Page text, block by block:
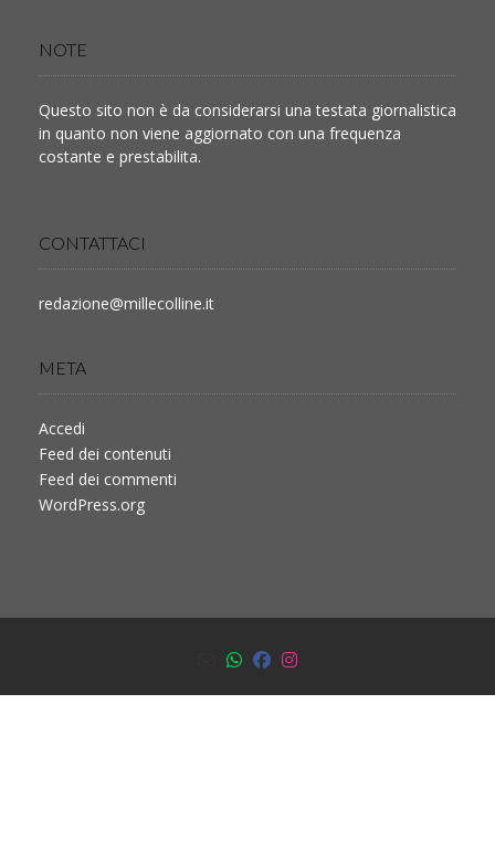
NOTE
Questo sito non è da considerarsi una testata giornalistica
in quanto non viene aggiornato con una frequenza
costante e prestabilita.
CONTATTACI
redazione@millecolline.it
META
Accedi
Feed dei contenuti
Feed dei commenti
WordPress.org